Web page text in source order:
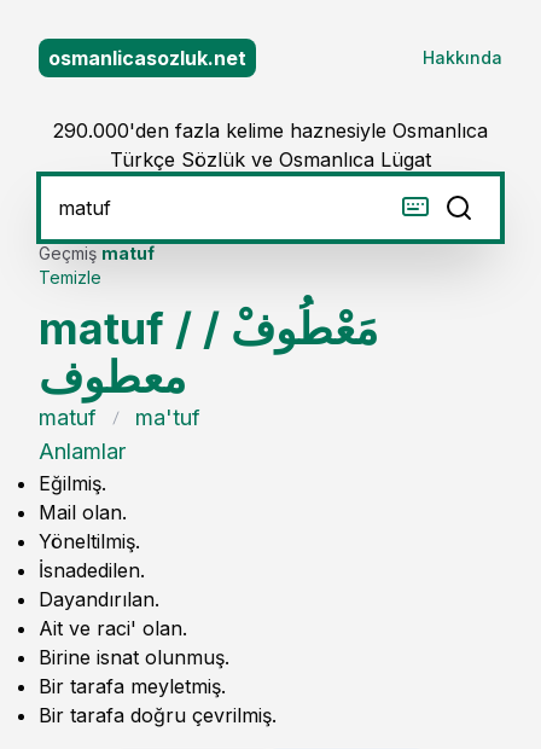
osmanlicasozluk.net Hakkında
290.000'den fazla kelime haznesiyle Osmanlıca
Türkçe Sözlük ve Osmanlıca Lügat
Geçmiş
Temizle
matuf
matuf / مَعْطُوفْ /
معطوف
matuf
ma'tuf
Anlamlar
Eğilmiş.
Mail olan.
Yöneltilmiş.
İsnadedilen.
Dayandırılan.
Ait ve raci' olan.
Birine isnat olunmuş.
Bir tarafa meyletmiş.
Bir tarafa doğru çevrilmiş.